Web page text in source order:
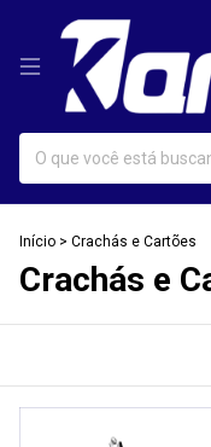
Início > Crachás e Cartões
Crachás e